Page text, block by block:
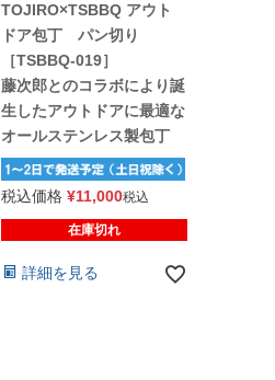
TOJIRO×TSBBQ アウト
ドア包丁 パン切り
［TSBBQ-019］
藤次郎とのコラボにより誕
生したアウトドアに最適な
オールステンレス製包丁
税込価格 ¥11,000税込
在庫切れ
詳細を見る